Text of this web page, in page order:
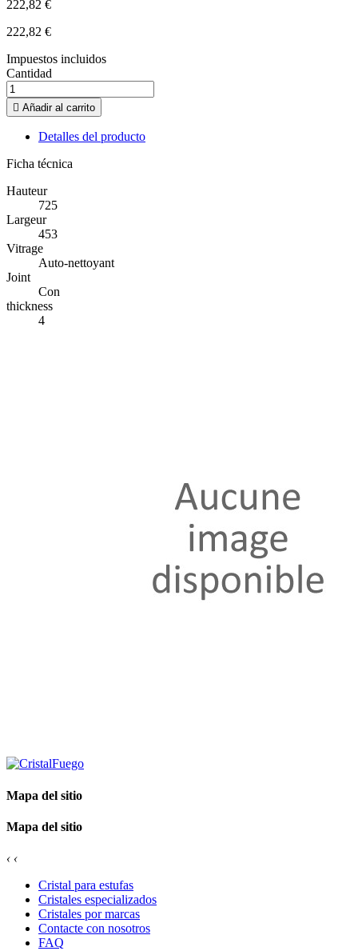
222,82 €
222,82 €
Impuestos incluidos
Cantidad
 Añadir al carrito
Detalles del producto
Ficha técnica
Hauteur
725
Largeur
453
Vitrage
Auto-nettoyant
Joint
Con
thickness
4
Mapa del sitio
Mapa del sitio
‹ ‹
Cristal para estufas
Cristales especializados
Cristales por marcas
Contacte con nosotros
FAQ